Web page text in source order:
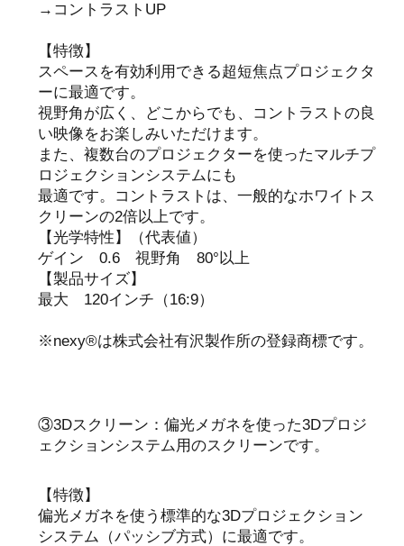
→コントラストUP
【特徴】
スペースを有効利用できる超短焦点プロジェクタ
ーに最適です。
視野角が広く、どこからでも、コントラストの良
い映像をお楽しみいただけます。
また、複数台のプロジェクターを使ったマルチプ
ロジェクションシステムにも
最適です。コントラストは、一般的なホワイトス
クリーンの2倍以上です。
【光学特性】（代表値）
ゲイン 0.6 視野角 80°以上
【製品サイズ】
最大 120インチ（16:9）
※nexy®は株式会社有沢製作所の登録商標です。
③3Dスクリーン：偏光メガネを使った3Dプロジ
ェクションシステム用のスクリーンです。
【特徴】
偏光メガネを使う標準的な3Dプロジェクション
システム（パッシブ方式）に最適です。